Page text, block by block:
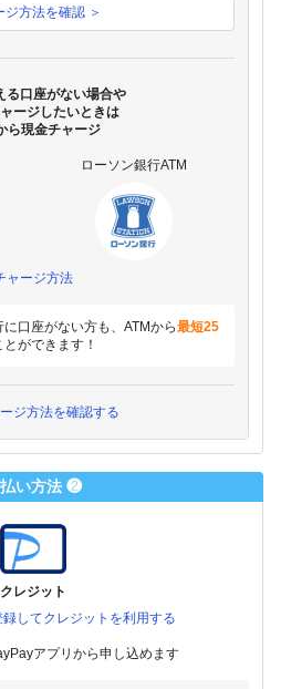
ジ方法を確認 ＞
る口座がない場合や
ージしたいときは
ら現金チャージ
ローソン銀行ATM
ャージ方法
口座がない方も、ATMから最短25
ができます！
ジ方法を確認する
い方法 ❷
クレジット
してクレジットを利用する
アプリから申し込めます